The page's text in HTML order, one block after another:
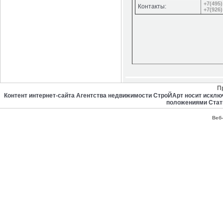
Контакты:
Контент интернет-сайта Агентства недвижимости СтроЙАрт носит
положениями